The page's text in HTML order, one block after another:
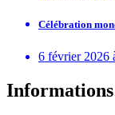
Célébration
6 février 2026
Informations